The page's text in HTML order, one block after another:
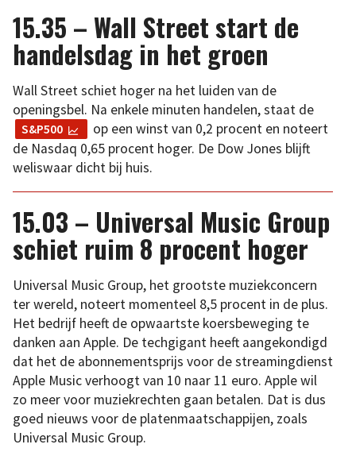
15.35 – Wall Street start de
handelsdag in het groen
Wall Street schiet hoger na het luiden van de
openingsbel. Na enkele minuten handelen, staat de
S&P500
op een winst van 0,2 procent en noteert
de Nasdaq 0,65 procent hoger. De Dow Jones blijft
weliswaar dicht bij huis.
15.03 – Universal Music Group
schiet ruim 8 procent hoger
Universal Music Group, het grootste muziekconcern
ter wereld, noteert momenteel 8,5 procent in de plus.
Het bedrijf heeft de opwaartste koersbeweging te
danken aan Apple. De techgigant heeft aangekondigd
dat het de abonnementsprijs voor de streamingdienst
Apple Music verhoogt van 10 naar 11 euro. Apple wil
zo meer voor muziekrechten gaan betalen. Dat is dus
goed nieuws voor de platenmaatschappijen, zoals
Universal Music Group.